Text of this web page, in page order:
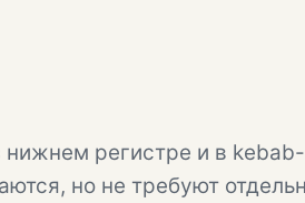
нижнем регистре и в
но не требуют